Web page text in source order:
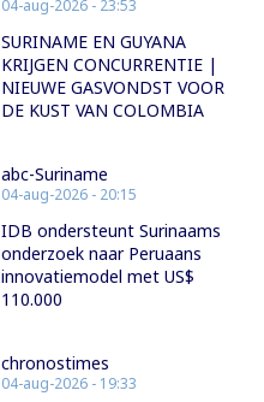
04-aug-2026 - 23:53
SURINAME EN GUYANA
KRIJGEN CONCURRENTIE |
NIEUWE GASVONDST VOOR
DE KUST VAN COLOMBIA
abc-Suriname
04-aug-2026 - 20:15
IDB ondersteunt Surinaams
onderzoek naar Peruaans
innovatiemodel met US$
110.000
chronostimes
04-aug-2026 - 19:33